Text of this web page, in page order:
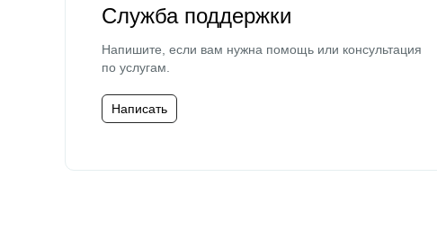
Служба поддержки
Напишите, если вам нужна помощь или консультация
по услугам.
Написать